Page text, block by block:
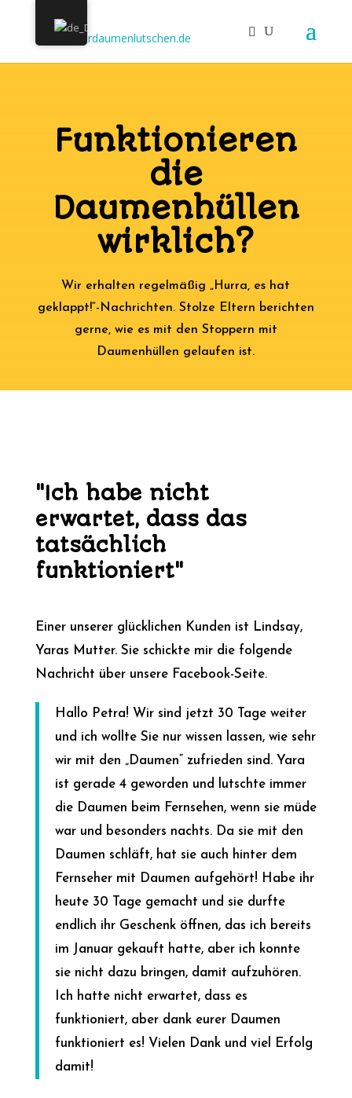
Funktionieren
die
Daumenhüllen
wirklich?
Wir erhalten regelmäßig „Hurra, es hat
geklappt!“-Nachrichten. Stolze Eltern berichten
gerne, wie es mit den Stoppern mit
Daumenhüllen gelaufen ist.
"Ich habe nicht
erwartet, dass das
tatsächlich
funktioniert"
Einer unserer glücklichen Kunden ist Lindsay,
Yaras Mutter. Sie schickte mir die folgende
Nachricht über unsere Facebook-Seite.
Hallo Petra! Wir sind jetzt 30 Tage weiter
und ich wollte Sie nur wissen lassen, wie sehr
wir mit den „Daumen“ zufrieden sind. Yara
ist gerade 4 geworden und lutschte immer
die Daumen beim Fernsehen, wenn sie müde
war und besonders nachts. Da sie mit den
Daumen schläft, hat sie auch hinter dem
Fernseher mit Daumen aufgehört! Habe ihr
heute 30 Tage gemacht und sie durfte
endlich ihr Geschenk öffnen, das ich bereits
im Januar gekauft hatte, aber ich konnte
sie nicht dazu bringen, damit aufzuhören.
Ich hatte nicht erwartet, dass es
funktioniert, aber dank eurer Daumen
funktioniert es! Vielen Dank und viel Erfolg
damit!